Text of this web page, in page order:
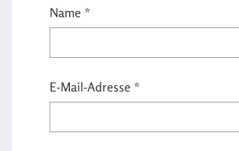
Name *
E-Mail-Adresse *